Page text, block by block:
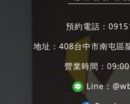
預約電話：
地址： 408台中市南屯區
營業時間：
Line：